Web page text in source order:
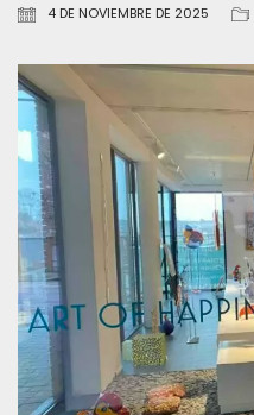
4 DE NOVIEMBRE DE 2025